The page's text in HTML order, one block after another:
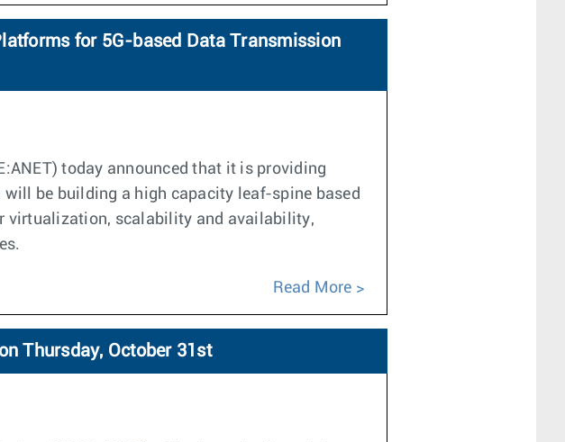
for 5G-based Data Transmission
today announced that it is providing
will be building a high capacity leaf-spine based
virtualization, scalability and availability,
Read More
Thursday, October 31st